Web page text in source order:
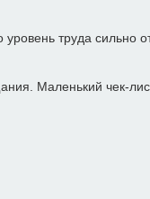
труда
Маленький чек-